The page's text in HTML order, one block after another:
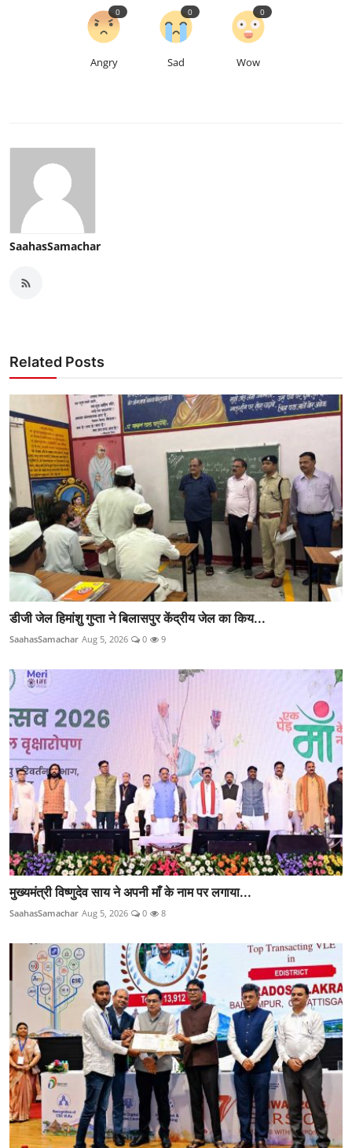
Angry
0
Sad
0
Wow
0
SaahasSamachar
Related Posts
डीजी जेल हिमांशु गुप्ता ने बिलासपुर केंद्रीय जेल का किय...
SaahasSamachar Aug 5, 2026 0 9
मुख्यमंत्री विष्णुदेव साय ने अपनी माँ के नाम पर लगाया...
SaahasSamachar Aug 5, 2026 0 8